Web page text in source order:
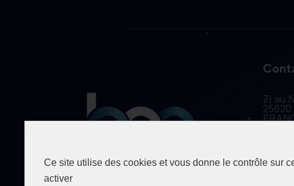
Spécialiste de la fourniture
ZI au
25620
Ce site utilise des cookies et vous donne le contrôle sur
activer